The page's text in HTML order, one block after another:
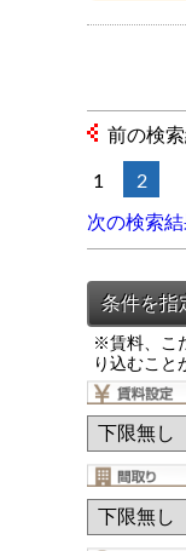
※賃料、こ
り込むこと
前の検
1 2
次の検索